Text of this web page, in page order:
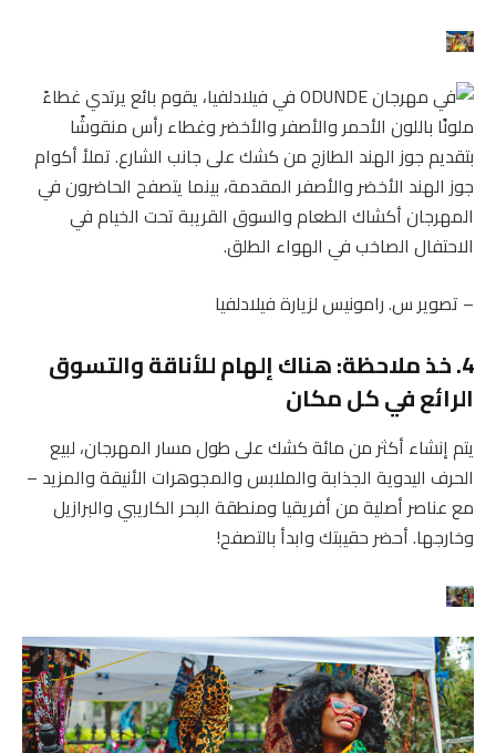
– تصوير س. رامونيس لزيارة فيلادلفيا
4. خذ ملاحظة: هناك إلهام للأناقة والتسوق
الرائع في كل مكان
يتم إنشاء أكثر من مائة كشك على طول مسار المهرجان، لبيع
الحرف اليدوية الجذابة والملابس والمجوهرات الأنيقة والمزيد –
مع عناصر أصلية من أفريقيا ومنطقة البحر الكاريبي والبرازيل
وخارجها. أحضر حقيبتك وابدأ بالتصفح!